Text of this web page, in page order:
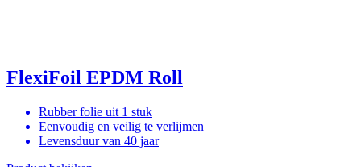
FlexiFoil EPDM Roll
Rubber folie uit 1 stuk
Eenvoudig en veilig te verlijmen
Levensduur van 40 jaar